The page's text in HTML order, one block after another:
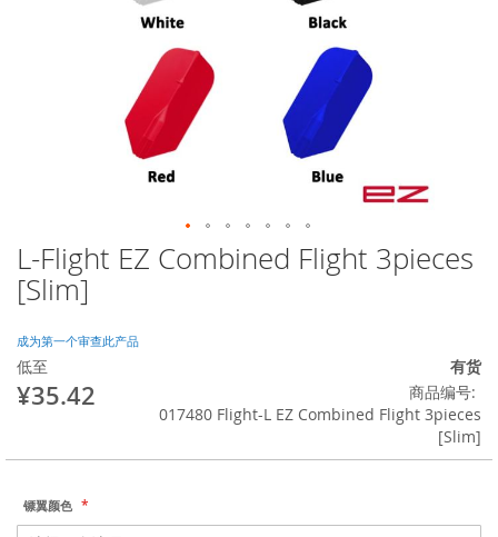
L-Flight EZ Combined Flight 3pieces
[Slim]
成为第一个审查此产品
低至
¥35.42
有货
商品编号
017480 Flight-L EZ Combined Flight 3pieces
[Slim]
镖翼颜色
跳
转
到
像
库
的
开